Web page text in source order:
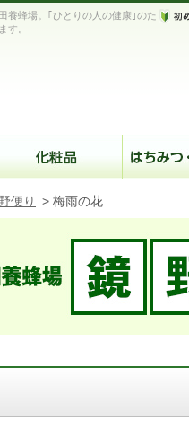
養蜂場。｢ひとりの人の健康｣のた
す。
便り > 梅雨の花